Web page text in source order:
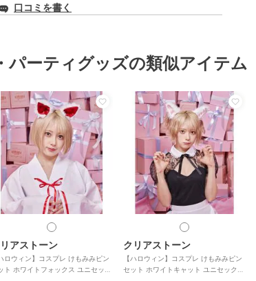
口コミを書く
パーティグッズの類似アイテム
アストーン
ロウィン】コスプレ けもみみピン
ト ホワイトフォックス ユニセック
クリアストーン
【ハロウィン】コスプレ けもみみピン
セット ホワイトキャット ユニセックス